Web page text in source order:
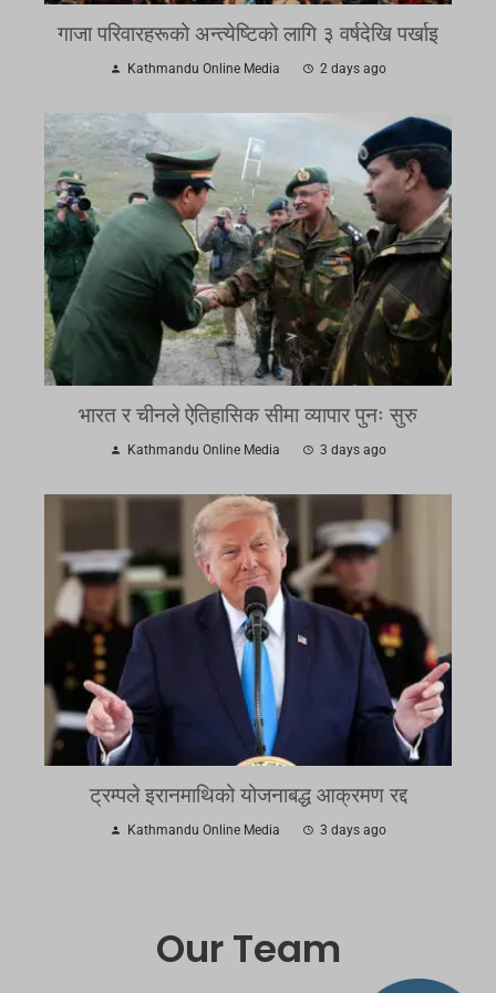
गाजा परिवारहरूको अन्त्येष्टिको लागि ३ वर्षदेखि पर्खाइ
Kathmandu Online Media 2 days ago
भारत र चीनले ऐतिहासिक सीमा व्यापार पुनः सुरु
Kathmandu Online Media 3 days ago
ट्रम्पले इरानमाथिको योजनाबद्ध आक्रमण रद्द
Kathmandu Online Media 3 days ago
Our Team